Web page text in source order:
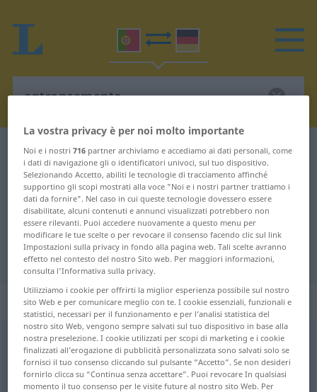
Dizionario Portoghese-Tedesco entroncamento
Traduzione Portoghese-Tedesco
per "entroncamento"
"entroncamento" traduzione
Tedesco
„entroncamento“: masculino
entroncamento [ẽtrõkɜˈmẽtu]m
Panoramica di tutte le traduzion
(Fai clic sulla/Tocca traduzione per maggiori dettagli)
La vostra privacy è per noi molto importante
Noi e i nostri716 partner archiviamo e accediamo ai dati personali, come
i dati di navigazione gli o identificatori univoci, sul tuo dispositivo.
Selezionando Accetto, abiliti le tecnologie di tracciamento affinché
supportino gli scopi mostrati alla voce "Noi e i nostri partner trattiamo i
dati da fornire". Nel caso in cui queste tecnologie dovessero essere
disabilitate, alcuni contenuti e annunci visualizzati potrebbero non
essere rilevanti. Puoi accedere nuovamente a questo menu per
modificare le tue scelte o per revocare il consenso facendo clic sul link
Impostazioni sulla privacy in fondo alla pagina web. Tali scelte avranno
effetto nel contesto del nostro Sito web. Per maggiori informazioni,
consulta l'Informativa sulla privacy.
Utilizziamo i cookie per offrirti la miglior esperienza possibile sul nostro
sito Web e per comunicare meglio con te. I cookie essenziali, funzionali e
statistici, necessari per il funzionamento e per l’analisi statistica del
nostro sito Web, vengono sempre salvati sul tuo dispositivo in base alla
nostra preselezione. I cookie utilizzati per scopi di marketing e i cookie
finalizzati all’erogazione di pubblicità personalizzata sono salvati solo se
fornisci il tuo consenso cliccando sul pulsante “Accetto”. Se non desideri
fornirlo clicca su “Continua senza accettare”. Puoi revocare In qualsiasi
momento il tuo consenso per le visite future al nostro sito Web. Per